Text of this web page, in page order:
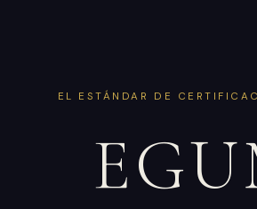
EL ESTÁNDAR DE